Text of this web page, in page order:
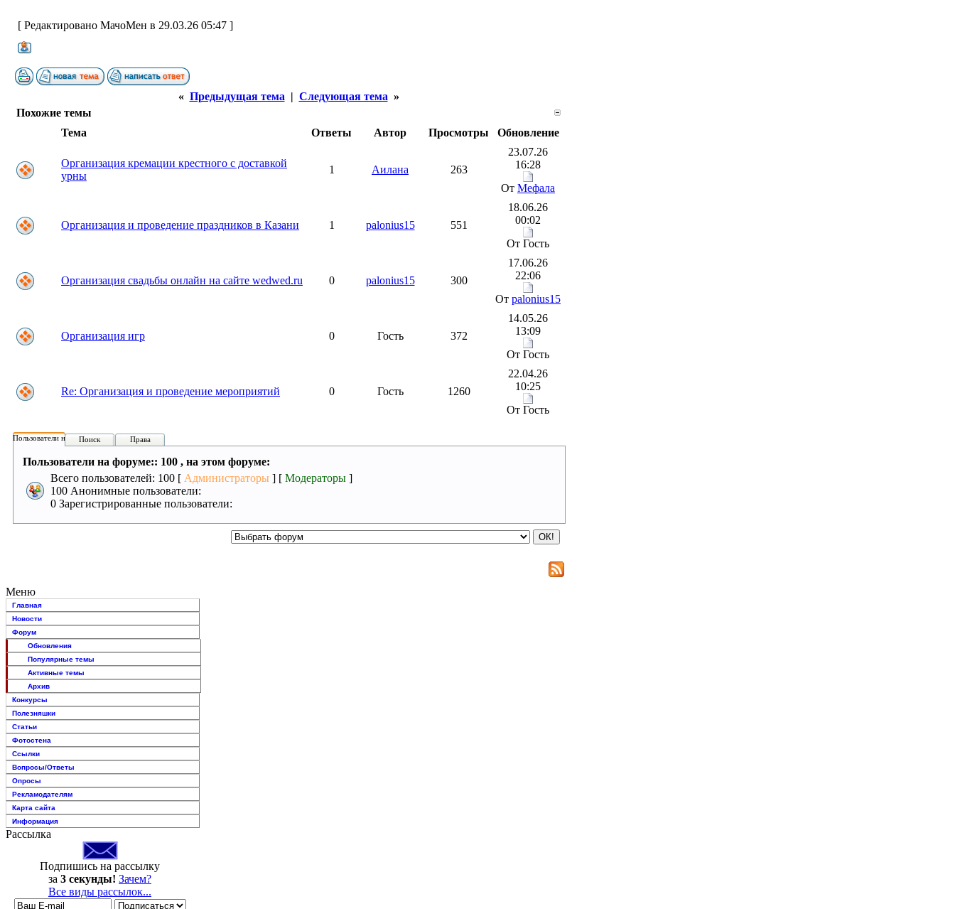
[ Редактировано МачоМен в 29.03.26 05:47 ]
« Предыдущая тема | Следующая тема »
Похожие темы
Тема
Ответы Автор Просмотры Обновление
Организация кремации крестного с доставкой
урны
1 Аилана 263
23.07.26
16:28
От Мефала
Организация и проведение праздников в Казани 1 palonius15 551
18.06.26
00:02
От Гость
Организация свадьбы онлайн на сайте wedwed.ru 0 palonius15 300
17.06.26
22:06
От palonius15
Организация игр 0 Гость 372
14.05.26
13:09
От Гость
Re: Организация и проведение мероприятий 0 Гость 1260
22.04.26
10:25
От Гость
Пользователи на форуме:
Поиск Права
Пользователи на форуме:: 100 , на этом форуме:
Всего пользователей: 100 [ Администраторы ] [ Модераторы ]
100 Анонимные пользователи:
0 Зарегистрированные пользователи:
Меню
Главная
Новости
Форум
Обновления
Популярные темы
Активные темы
Архив
Конкурсы
Полезняшки
Статьи
Фотостена
Ссылки
Вопросы/Ответы
Опросы
Рекламодателям
Карта сайта
Информация
Рассылка
Подпишись на рассылку
за 3 секунды! Зачем?
Все виды рассылок...